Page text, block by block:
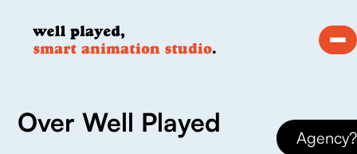
Agency?
Over Well Played